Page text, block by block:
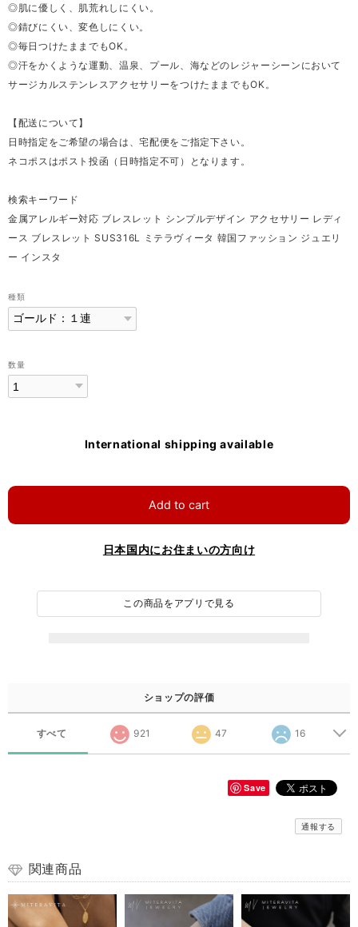
◎肌に優しく、肌荒れしにくい。
◎錆びにくい、変色しにくい。
◎毎日つけたままでもOK。
◎汗をかくような運動、温泉、プール、海などのレジャーシーンにおいて
サージカルステンレスアクセサリーをつけたままでもOK。
【配送について】
日時指定をご希望の場合は、宅配便をご指定下さい。
ネコポスはポスト投函（日時指定不可）となります。
検索キーワード
金属アレルギー対応 ブレスレット シンプルデザイン アクセサリー レディ
ース ブレスレット SUS316L ミテラヴィータ 韓国ファッション ジュエリ
ー インスタ
種類
数量
International shipping available
Add to cart
日本国内にお住まいの方向け
この商品をアプリで見る
ショップの評価
すべて 921 47 16
Save
通報する
関連商品